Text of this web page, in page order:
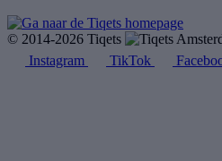
© 2014-2026 Tiqets
Instagram
TikTok